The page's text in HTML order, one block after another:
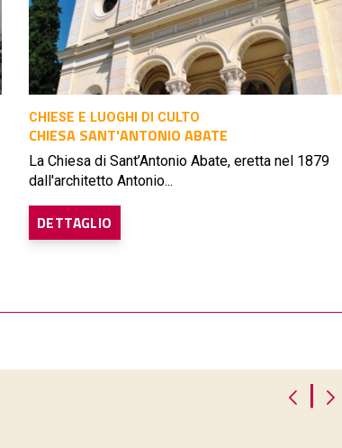
CHIESE E LUOGHI DI CULTO
CHIESA SANT'ANTONIO ABATE
La Chiesa di Sant’Antonio Abate, eretta nel 1879
dall'architetto Antonio...
DETTAGLIO
|